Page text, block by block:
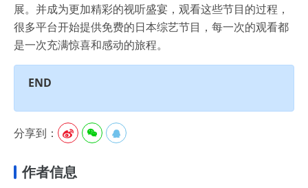
展。并成为更加精彩的视听盛宴，观看这些节目的过程，
很多平台开始提供免费的日本综艺节目，每一次的观看都
是一次充满惊喜和感动的旅程。
END
分享到：   
作者信息